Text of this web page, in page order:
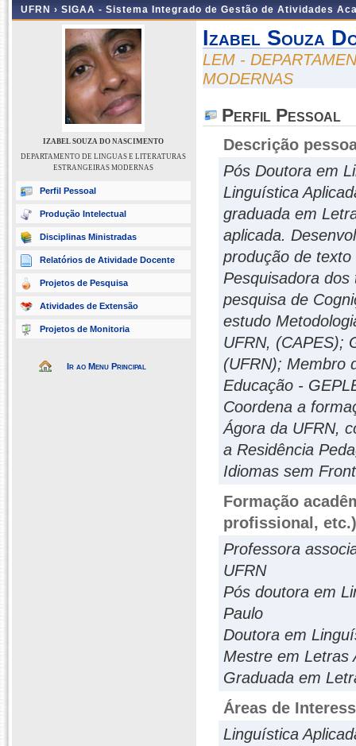
UFRN › SIGAA - Sistema Integrado de Gestão de Atividades
IZABEL SOUZA DO NASCIMENTO
DEPARTAMENTO DE LINGUAS E LITERATURAS
ESTRANGEIRAS MODERNAS
Perfil Pessoal
Produção Intelectual
Disciplinas Ministradas
Relatórios de Atividade Docente
Projetos de Pesquisa
Atividades de Extensão
Projetos de Monitoria
Ir ao Menu Principal
Izabel Souza
LEM -
MODERNAS
Perfil Pessoal
Descrição
Pós Doutora em
Linguística
graduada em
aplicada.
produção de
Pesquisadora
pesquisa de
estudo
UFRN, (CAPES);
(UFRN); Membro
Educação -
Coordena a
Ágora da UFRN,
a Residência
Idiomas sem
Formação
profissional, etc.)
Professora
UFRN
Pós doutora em
Paulo
Doutora em
Mestre em Letras
Graduada em
Áreas de
Linguística